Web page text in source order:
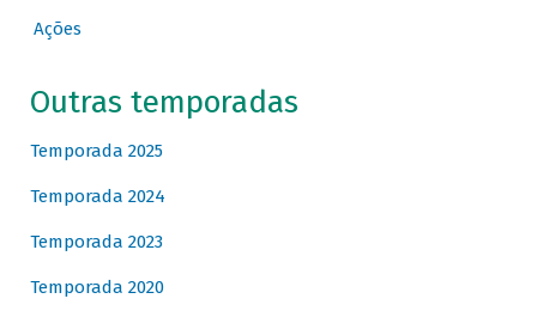
Ações
Outras temporadas
Temporada 2025
Temporada 2024
Temporada 2023
Temporada 2020